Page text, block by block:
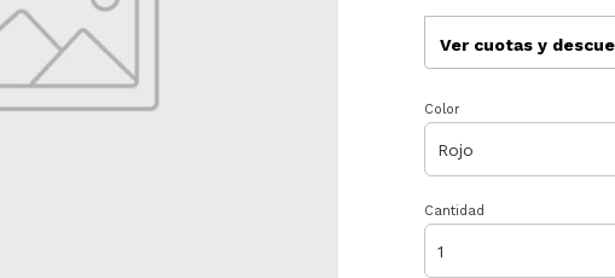
Ver cuotas y
Color
Cantidad